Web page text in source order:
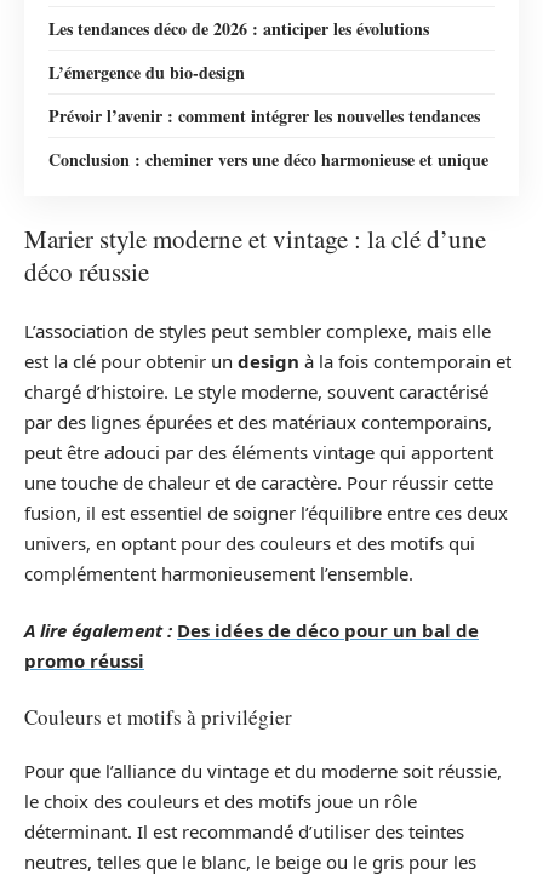
Les tendances déco de 2026 : anticiper les évolutions
L’émergence du bio-design
Prévoir l’avenir : comment intégrer les nouvelles tendances
Conclusion : cheminer vers une déco harmonieuse et unique
Marier style moderne et vintage : la clé d’une
déco réussie
L’association de styles peut sembler complexe, mais elle
est la clé pour obtenir un design à la fois contemporain et
chargé d’histoire. Le style moderne, souvent caractérisé
par des lignes épurées et des matériaux contemporains,
peut être adouci par des éléments vintage qui apportent
une touche de chaleur et de caractère. Pour réussir cette
fusion, il est essentiel de soigner l’équilibre entre ces deux
univers, en optant pour des couleurs et des motifs qui
complémentent harmonieusement l’ensemble.
A lire également : Des idées de déco pour un bal de
promo réussi
Couleurs et motifs à privilégier
Pour que l’alliance du vintage et du moderne soit réussie,
le choix des couleurs et des motifs joue un rôle
déterminant. Il est recommandé d’utiliser des teintes
neutres, telles que le blanc, le beige ou le gris pour les